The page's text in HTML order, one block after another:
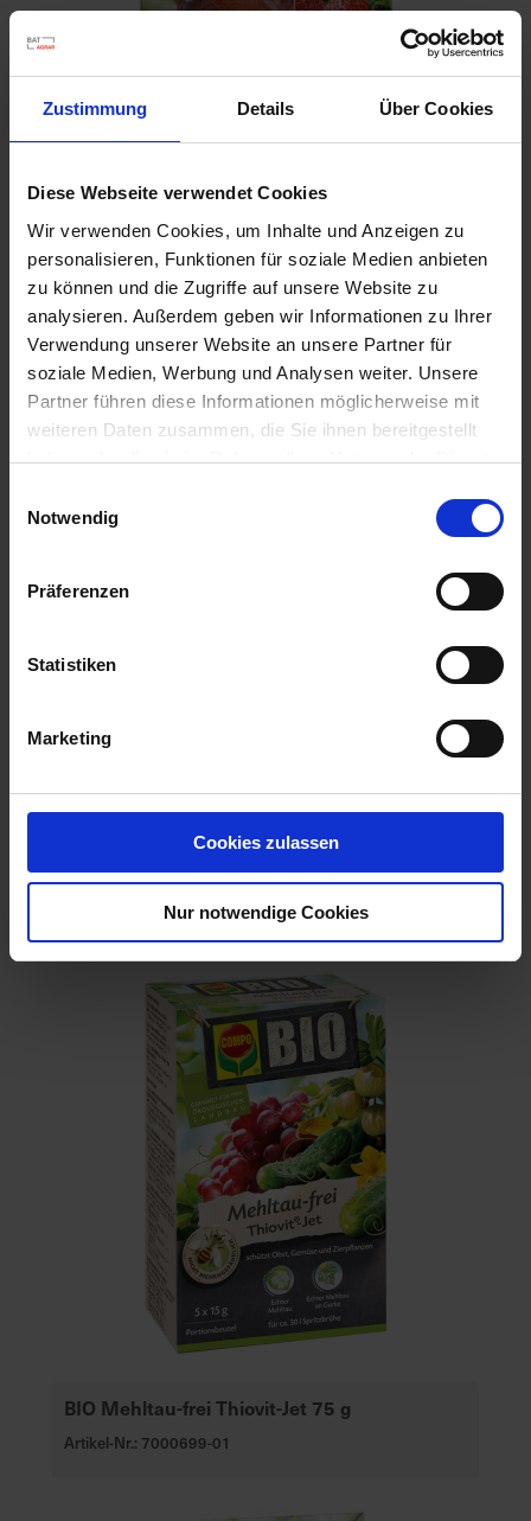
Zustimmung Details Über Cookies
Diese Webseite verwendet Cookies
Wir verwenden Cookies, um Inhalte und Anzeigen zu
personalisieren, Funktionen für soziale Medien anbieten
zu können und die Zugriffe auf unsere Website zu
analysieren. Außerdem geben wir Informationen zu Ihrer
Verwendung unserer Website an unsere Partner für
soziale Medien, Werbung und Analysen weiter. Unsere
Partner führen diese Informationen möglicherweise mit
weiteren Daten zusammen, die Sie ihnen bereitgestellt
haben oder die sie im Rahmen Ihrer Nutzung der Dienste
Notwendig
Präferenzen
Statistiken
Marketing
Cookies zulassen
Nur notwendige Cookies
Substral Schneckenkorn Limex Ultra
Artikel-Nr.: 7002935-02-cfg
Substral Herbst-Rasendünger
Artikel-Nr.: 7000790-06-cfg
Ähnliche Produkte
BIO Mehltau-frei Thiovit-Jet 75 g
Artikel-Nr.: 7000699-01